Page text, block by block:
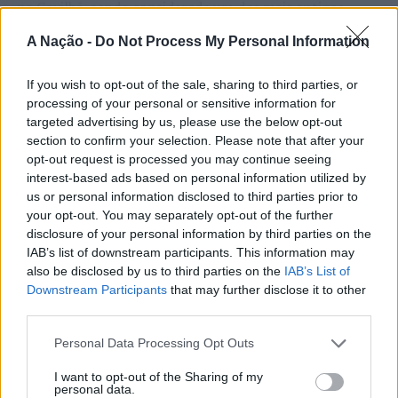
A Nação - Do Not Process My Personal Information
If you wish to opt-out of the sale, sharing to third parties, or
processing of your personal or sensitive information for
targeted advertising by us, please use the below opt-out
section to confirm your selection. Please note that after your
opt-out request is processed you may continue seeing
interest-based ads based on personal information utilized by
us or personal information disclosed to third parties prior to
your opt-out. You may separately opt-out of the further
disclosure of your personal information by third parties on the
IAB’s list of downstream participants. This information may
also be disclosed by us to third parties on the IAB’s List of
Downstream Participants that may further disclose it to other
Personal Data Processing Opt Outs
I want to opt-out of the Sharing of my
personal data.
na Covilhã, sendo considerada um dos mais antigos
certames populares de Portugal. Com origens medievais
e realizada anualmente na “Cidade Neve”, a feira conjuga
animação cultural e divulgação empresarial,
constituindo um dos principais momentos de promoção
do município e da Beira Interior.
Para António Carlos, o crescimento alcançado ao longo
dos últimos anos representa o cumprimento dos
objetivos que traçou quando iniciou o seu percurso no
setor imobiliário. O empresário considera que o
reconhecimento conquistado resulta da proximidade
com a comunidade e da capacidade de apoiar não apenas
compradores e vendedores, mas também iniciativas
explicou, esse envolvimento tem permitido “consolidar a
alargar a atividade além-fronteiras”.
ATUALIDADE
Rio de Janeiro: Governo do Estado
propõe parceria com a FUNCEX para
“reforçar inteligência sobre
comércio exterior”
Publicado 4 horas atrás on 06/08/2026
O Governo do Estado do Rio de Janeiro, Brasil, solicitou